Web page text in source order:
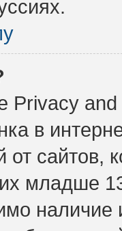
Privacy
в
сайтов,
младше
наличие